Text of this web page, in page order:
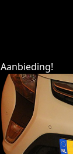
Aanbieding!